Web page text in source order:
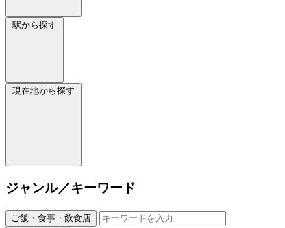
駅から探す
現在地から探す
ジャンル／キーワード
ご飯・食事・飲食店